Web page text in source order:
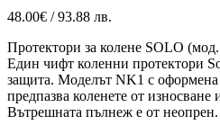
48.00€ / 93.88 лв.
Протектори за колене SOLO
Един чифт коленни протектори
защита. Моделът NK1 с
предпазва коленете от
Вътрешната пълнеж е от неопрен.